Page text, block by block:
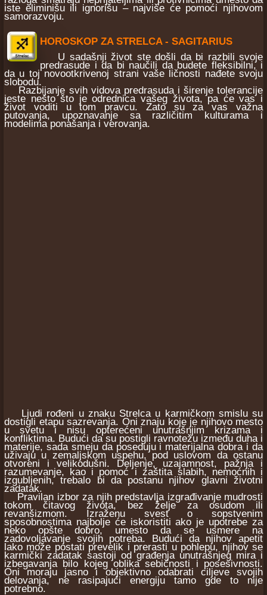
iste eliminišu ili ignorišu – najviše će pomoći njihovom
samorazvoju.
HOROSKOP ZA STRELCA - SAGITARIUS
U sadašnji život ste došli da bi razbili svoje
predrasude i da bi naučili da budete fleksibilni, i
da u toj novootkrivenoj strani vaše ličnosti nađete svoju
slobodu.
Razbijanje svih vidova predrasuda i širenje tolerancije
jeste nešto što je odrednica vašeg života, pa će vas i
život voditi u tom pravcu. Zato su za vas važna
putovanja, upoznavanje sa različitim kulturama i
modelima ponašanja i verovanja.
Ljudi rođeni u znaku Strelca u karmičkom smislu su
dostigli etapu sazrevanja. Oni znaju koje je njihovo mesto
u svetu i nisu opterećeni unutrašnjim krizama i
konfliktima. Budući da su postigli ravnotežu između duha i
materije, sada smeju da poseduju i materijalna dobra i da
uživaju u zemaljskom uspehu, pod uslovom da ostanu
otvoreni i velikodušni. Deljenje, uzajamnost, pažnja i
razumevanje, kao i pomoć i zaštita slabih, nemoćnih i
izgubljenih, trebalo bi da postanu njihov glavni životni
zadatak.
Pravilan izbor za njih predstavlja izgrađivanje mudrosti
tokom čitavog života, bez želje za osudom ili
revanšizmom. Izraženu svest o sopstvenim
sposobnostima najbolje će iskoristiti ako je upotrebe za
neko opšte dobro, umesto da se usmere na
zadovoljavanje svojih potreba. Budući da njihov apetit
lako može postati prevelik i prerasti u pohlepu, njihov se
karmički zadatak sastoji od građenja unutrašnjeg mira i
izbegavanja bilo kojeg oblika sebičnosti i posesivnosti.
Oni moraju jasno i objektivno odabrati ciljeve svojih
delovanja, ne rasipajući energiju tamo gde to nije
potrebno.